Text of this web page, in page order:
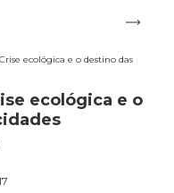
ecológica e o destino das
ecológica e o